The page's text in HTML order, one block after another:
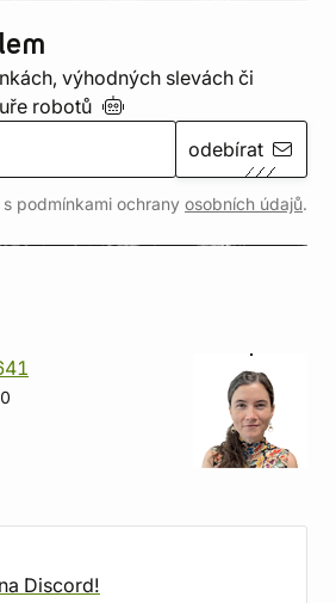
výhodných slevách či
robotů
odebírat
s podmínkami ochrany osobních údajů.
Discord!